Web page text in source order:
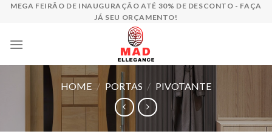
SkipMEGA FEIRÃO DE INAUGURAÇÃO ATÉ 30% DE DESCONTO - FAÇA
JÁ SEU ORÇAMENTO!
HOME / PORTAS / PIVOTANTE